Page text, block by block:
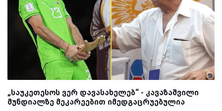
„საუკეთესოს ვერ დავასახელებ“ - კავაზაშვილი
მუნდიალზე მეკარეებით იმედგაცრუებულია